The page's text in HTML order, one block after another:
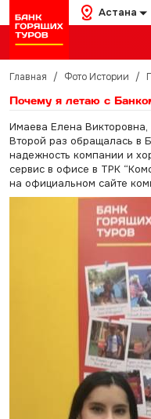
Астана
Главная / Фото Истории /
Почему я летаю с
Имаева Елена Викторовна,
Второй раз обращалась в
надежность компании и
сервис в офисе в ТРК
на официальном сайте